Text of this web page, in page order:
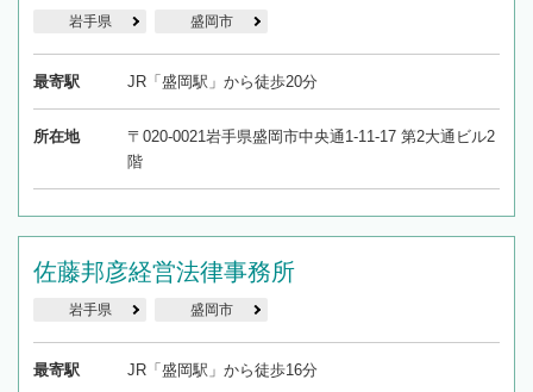
岩手県 盛岡市
最寄駅 JR「盛岡駅」から徒歩20分
所在地
〒020-0021岩手県盛岡市中央通1-11-17 第2大通ビル2
階
佐藤邦彦経営法律事務所
岩手県 盛岡市
最寄駅 JR「盛岡駅」から徒歩16分